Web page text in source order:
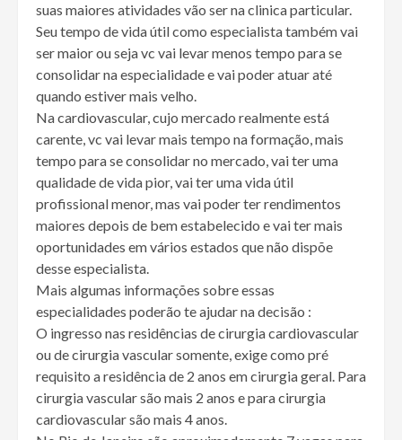
suas maiores atividades vão ser na clinica particular.
Seu tempo de vida útil como especialista também vai
ser maior ou seja vc vai levar menos tempo para se
consolidar na especialidade e vai poder atuar até
quando estiver mais velho.
Na cardiovascular, cujo mercado realmente está
carente, vc vai levar mais tempo na formação, mais
tempo para se consolidar no mercado, vai ter uma
qualidade de vida pior, vai ter uma vida útil
profissional menor, mas vai poder ter rendimentos
maiores depois de bem estabelecido e vai ter mais
oportunidades em vários estados que não dispõe
desse especialista.
Mais algumas informações sobre essas
especialidades poderão te ajudar na decisão :
O ingresso nas residências de cirurgia cardiovascular
ou de cirurgia vascular somente, exige como pré
requisito a residência de 2 anos em cirurgia geral. Para
cirurgia vascular são mais 2 anos e para cirurgia
cardiovascular são mais 4 anos.